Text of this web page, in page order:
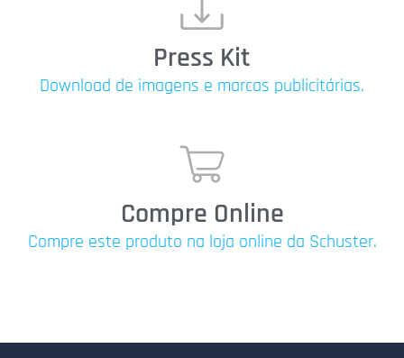
Press Kit
Download de imagens e marcas publicitárias.
Compre Online
Compre este produto na loja online da Schuster.